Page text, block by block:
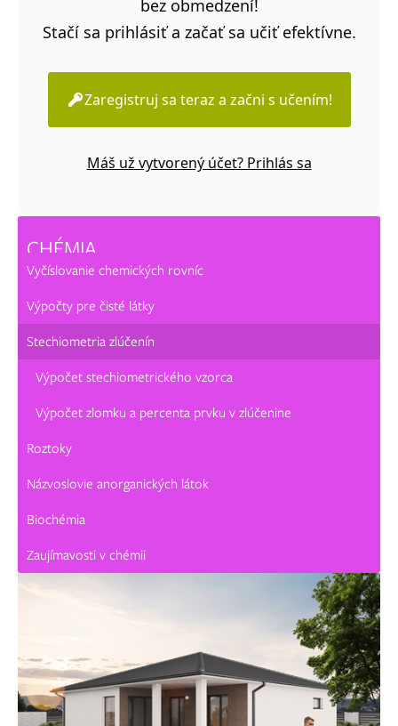
bez obmedzení!
Stačí sa prihlásiť a začať sa učiť efektívne.
Zaregistruj sa teraz a začni s učením!
Máš už vytvorený účet? Prihlás sa
CHÉMIA
Vyčíslovanie chemických rovníc
Výpočty pre čisté látky
Stechiometria zlúčenín
Výpočet stechiometrického vzorca
Výpočet zlomku a percenta prvku v zlúčenine
Roztoky
Názvoslovie anorganických látok
Biochémia
Zaujímavosti v chémii